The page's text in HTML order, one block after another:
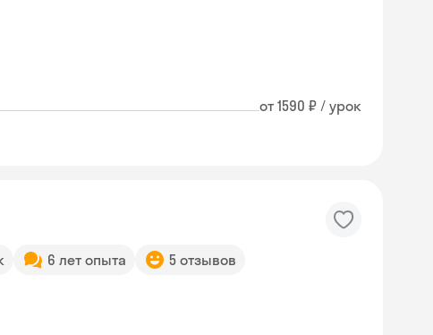
от 1590 ₽ / урок
6 лет опыта 5 отзывов